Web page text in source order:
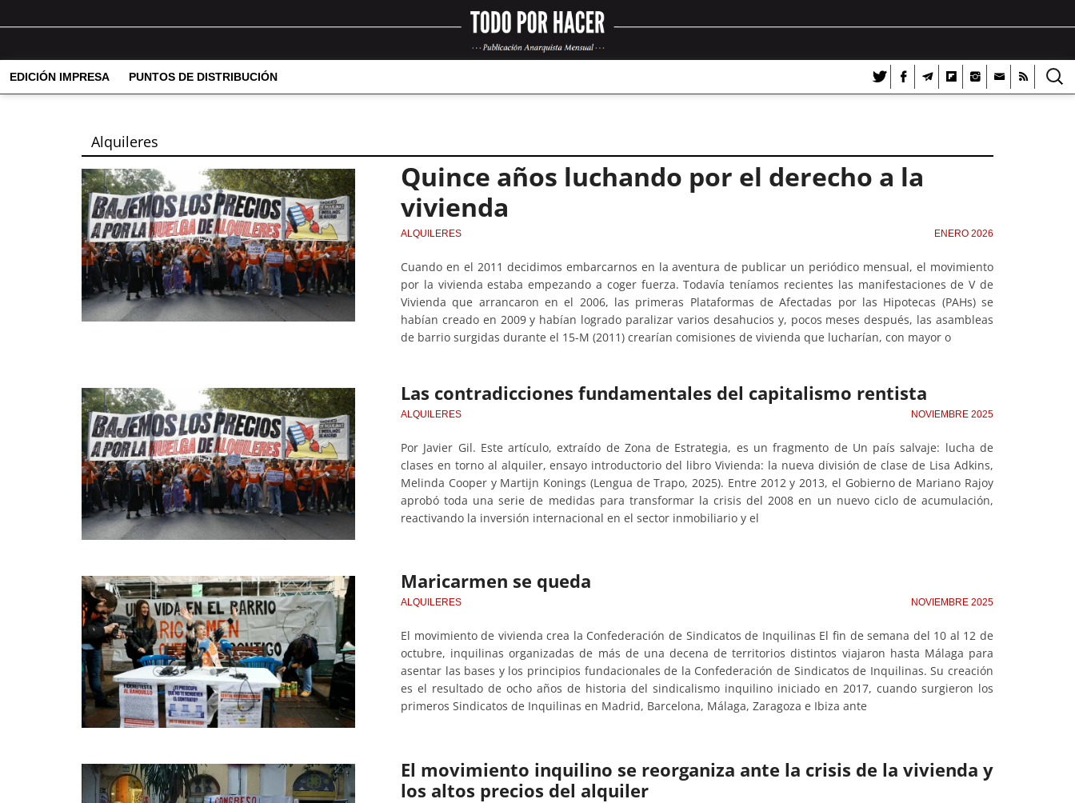
EDICIÓN IMPRESA PUNTOS DE DISTRIBUCIÓN
Alquileres
Quince años luchando por el derecho a la
vivienda
ALQUILERES ENERO 2026
Cuando en el 2011 decidimos embarcarnos en la aventura de publicar un periódico mensual, el movimiento
por la vivienda estaba empezando a coger fuerza. Todavía teníamos recientes las manifestaciones de V de
Vivienda que arrancaron en el 2006, las primeras Plataformas de Afectadas por las Hipotecas (PAHs) se
habían creado en 2009 y habían logrado paralizar varios desahucios y, pocos meses después, las asambleas
de barrio surgidas durante el 15-M (2011) crearían comisiones de vivienda que lucharían, con mayor o
Las contradicciones fundamentales del capitalismo rentista
ALQUILERES NOVIEMBRE 2025
Por Javier Gil. Este artículo, extraído de Zona de Estrategia, es un fragmento de Un país salvaje: lucha de
clases en torno al alquiler, ensayo introductorio del libro Vivienda: la nueva división de clase de Lisa Adkins,
Melinda Cooper y Martijn Konings (Lengua de Trapo, 2025). Entre 2012 y 2013, el Gobierno de Mariano Rajoy
aprobó toda una serie de medidas para transformar la crisis del 2008 en un nuevo ciclo de acumulación,
reactivando la inversión internacional en el sector inmobiliario y el
Maricarmen se queda
ALQUILERES NOVIEMBRE 2025
El movimiento de vivienda crea la Confederación de Sindicatos de Inquilinas El fin de semana del 10 al 12 de
octubre, inquilinas organizadas de más de una decena de territorios distintos viajaron hasta Málaga para
asentar las bases y los principios fundacionales de la Confederación de Sindicatos de Inquilinas. Su creación
es el resultado de ocho años de historia del sindicalismo inquilino iniciado en 2017, cuando surgieron los
primeros Sindicatos de Inquilinas en Madrid, Barcelona, Málaga, Zaragoza e Ibiza ante
El movimiento inquilino se reorganiza ante la crisis de la vivienda y
los altos precios del alquiler